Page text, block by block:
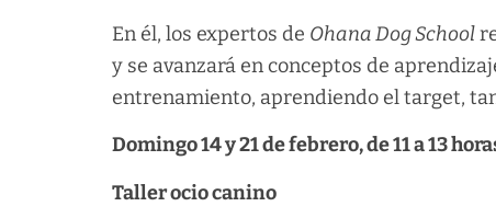
En él, los expertos de Ohana Dog School
y se avanzará en conceptos de
entrenamiento, aprendiendo el target,
Domingo 14 y 21 de febrero, de 11 a 13
Taller ocio canino